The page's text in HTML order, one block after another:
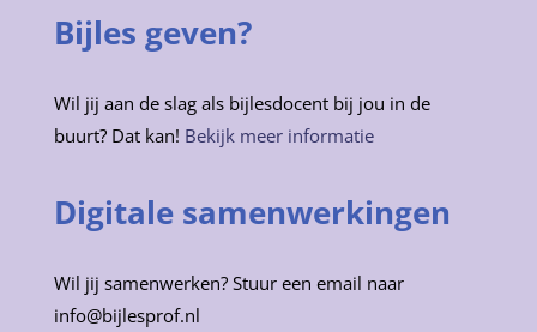
Bijles geven?
Wil jij aan de slag als bijlesdocent bij jou in de
buurt? Dat kan! Bekijk meer informatie
Digitale samenwerkingen
Wil jij samenwerken? Stuur een email naar
info@bijlesprof.nl